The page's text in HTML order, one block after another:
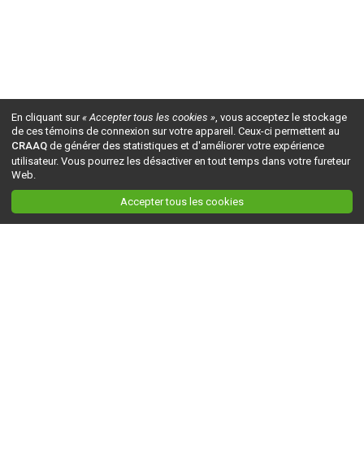
En cliquant sur« Accepter tous les cookies », vous acceptez le stockage
de ces témoins de connexion sur votre appareil. Ceux-ci permettent au
CRAAQ de générer des statistiques et d'améliorer votre expérience
utilisateur. Vous pourrez les désactiver en tout temps dans votre fureteur
Web.
Accepter tous les cookies